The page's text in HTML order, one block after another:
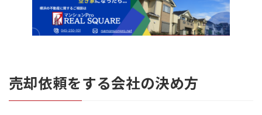
売却依頼をする会社の決め方